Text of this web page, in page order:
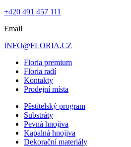
+420 491 457 111
Email
INFO@FLORIA.CZ
Floria premium
Floria radí
Kontakty
Prodejní místa
Pěstitelský program
Substráty
Pevná hnojiva
Kapalná hnojiva
Dekorační materiály